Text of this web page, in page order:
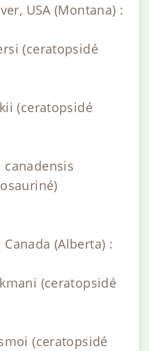
USA (Montana) :
(ceratopsidé
(ceratopsidé
(Alberta) :
(ceratopsidé
(ceratopsidé